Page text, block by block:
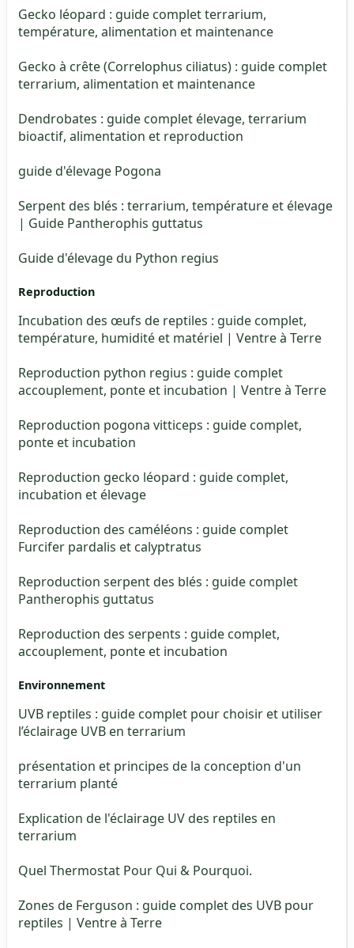
Gecko léopard : guide complet terrarium,
température, alimentation et maintenance
Gecko à crête (Correlophus ciliatus) : guide complet
terrarium, alimentation et maintenance
Dendrobates : guide complet élevage, terrarium
bioactif, alimentation et reproduction
guide d'élevage Pogona
Serpent des blés : terrarium, température et élevage
| Guide Pantherophis guttatus
Guide d'élevage du Python regius
Reproduction
Incubation des œufs de reptiles : guide complet,
température, humidité et matériel | Ventre à Terre
Reproduction python regius : guide complet
accouplement, ponte et incubation | Ventre à Terre
Reproduction pogona vitticeps : guide complet,
ponte et incubation
Reproduction gecko léopard : guide complet,
incubation et élevage
Reproduction des caméléons : guide complet
Furcifer pardalis et calyptratus
Reproduction serpent des blés : guide complet
Pantherophis guttatus
Reproduction des serpents : guide complet,
accouplement, ponte et incubation
Environnement
UVB reptiles : guide complet pour choisir et utiliser
l’éclairage UVB en terrarium
présentation et principes de la conception d'un
terrarium planté
Explication de l'éclairage UV des reptiles en
terrarium
Quel Thermostat Pour Qui & Pourquoi.
Zones de Ferguson : guide complet des UVB pour
reptiles | Ventre à Terre